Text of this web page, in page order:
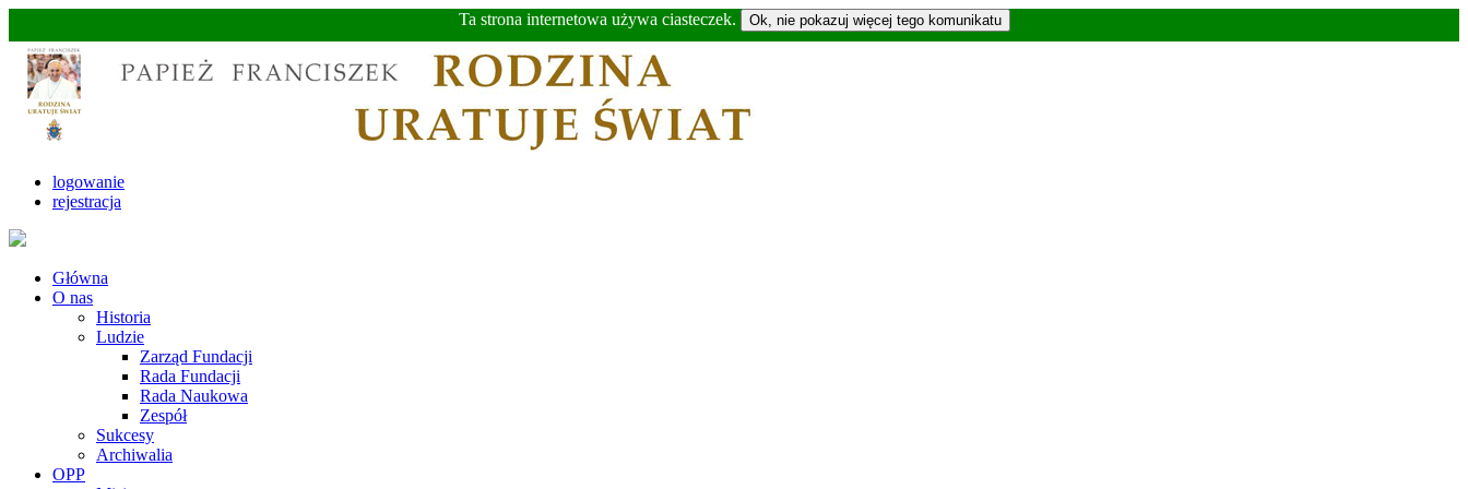
Ta strona internetowa używa ciasteczek.
logowanie
rejestracja
Główna
O nas
Historia
Ludzie
Zarząd Fundacji
Rada Fundacji
Rada Naukowa
Zespół
Sukcesy
Archiwalia
OPP